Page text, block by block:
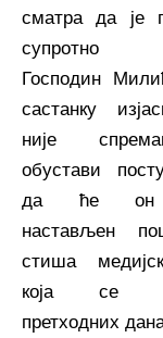
сматра да је
супротно
Господин
састанку
није
обустави
да ће он
настављен
стиша
која се
претходних